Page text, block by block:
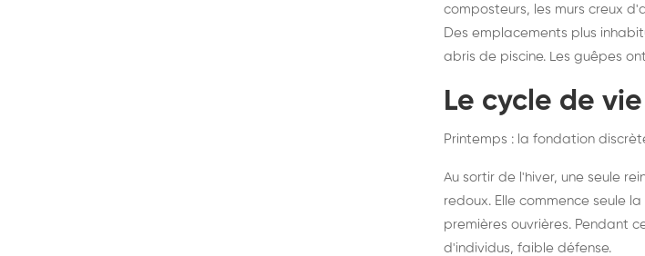
composteurs, les murs creux
Des emplacements plus
abris de piscine. Les guêpes
Le cycle de
Printemps : la fondation
Au sortir de l'hiver, une seule
redoux. Elle commence seule
premières ouvrières. Pendant
d'individus, faible défense.